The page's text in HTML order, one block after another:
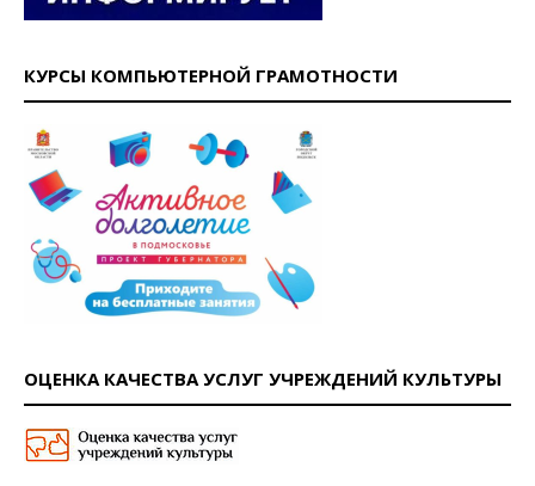
КУРСЫ КОМПЬЮТЕРНОЙ ГРАМОТНОСТИ
ОЦЕНКА КАЧЕСТВА УСЛУГ УЧРЕЖДЕНИЙ КУЛЬТУРЫ